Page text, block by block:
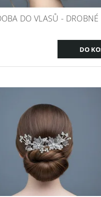
DO VLASŮ - DROBNÉ